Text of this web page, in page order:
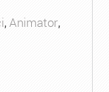
,Animator,